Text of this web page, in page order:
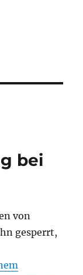
bei
von
gesperrt,